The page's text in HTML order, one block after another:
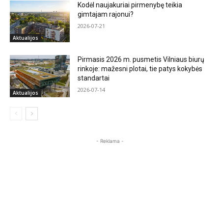
Aktualijos
Kodėl naujakuriai pirmenybę teikia
gimtajam rajonui?
2026-07-21
Aktualijos
Pirmasis 2026 m. pusmetis Vilniaus biurų
rinkoje: mažesni plotai, tie patys kokybės
standartai
2026-07-14
- Reklama -